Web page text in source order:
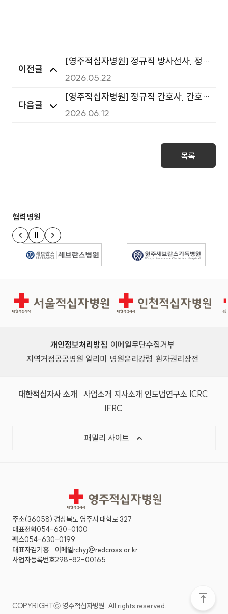
이전글
[영주적십자병원] 정규직 방사선사, 정
규직 취사원, 계약직 임상병리사, 계약직
보조원(장애) 공개채용 최종 합격자 발
표
2026.05.22
다음글
[영주적십자병원] 정규직 간호사, 간호
조무사, 사무보조원(시설관리, 접수수
2026.06.12
목록
협력병원
이전 슬라이드
정지
다음 슬라이드
경인권역재활병원 인천적십자병원
개인정보처리방침 이메일무단수집거부
지역거점공공병원 알리미
병원윤리강령 환자권리장전
대한적십자사 소개 사업소개 지사소개 인도법연구소 ICRC
IFRC
패밀리 사이트
영주적십자병원
주소(36058) 경상북도 영주시 대학로 327
대표전화054-630-0100
팩스054-630-0199
대표자김기홍 이메일rchyj@redcross.or.kr
사업자등록번호298-82-00165
COPYRIGHTⓒ 영주적십자병원. All rights reserved.